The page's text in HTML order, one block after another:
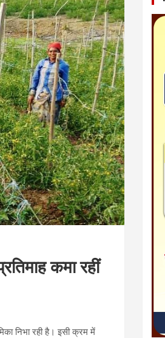
कमा रहीं
निभा रही है। इसी क्रम में